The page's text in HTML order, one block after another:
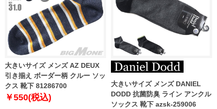
大きいサイズ メンズ AZ DEUX
引き揃え ボーダー柄 クルー ソッ
クス 靴下 81286700
￥550(税込)
大きいサイズ メンズ DANIEL
DODD 抗菌防臭 ライン アンクル
ソックス 靴下 azsk-259006